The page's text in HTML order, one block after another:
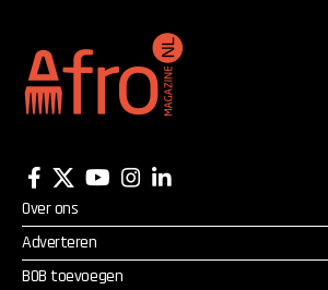
Over ons
Adverteren
BOB toevoegen